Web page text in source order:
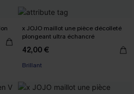
x JOJO maillot une pièce décolleté
plongeant ultra échancré
42,00 €
Brillant